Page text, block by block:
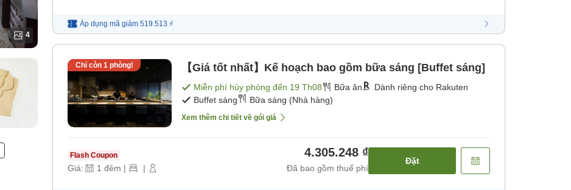
4
Áp dụng mã giảm 519.513 ₫
Chỉ còn 1phòng! 【Giá tốt nhất】Kế hoạch bao gồm bữa sáng [Buffet sáng]
Miễn phí hủy phòng đến 19 Th08 Bữa ăn
Dành riêng cho Rakuten
Buffet sáng
Bữa sáng (Nhà hàng)
Xem thêm chi tiết về gói giá
Flash Coupon
Giá: 1 đêm | |
4.305.248 ₫
Đã bao gồm thuế phí
Đặt